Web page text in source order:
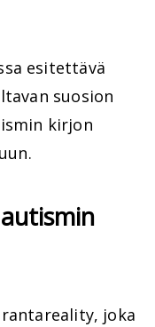
esitettävä
suosion
kirjon
joka